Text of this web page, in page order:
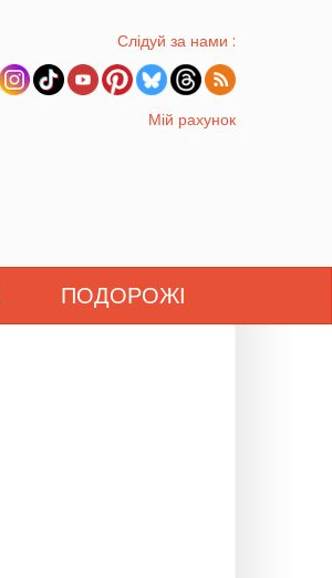
Слідуй за нами :
Мій рахунок
ПОДОРОЖІ